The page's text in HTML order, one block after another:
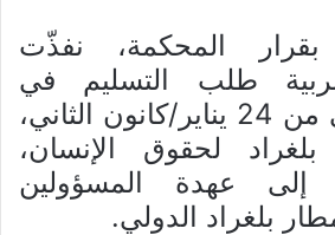
بقرار المحكمة، نفذّت
طلب التسليم في
الساعات الأولى من 24 يناير/كانون الثاني،
لحقوق الإنسان،
عهدة المسؤولين
بلغراد الدولي.